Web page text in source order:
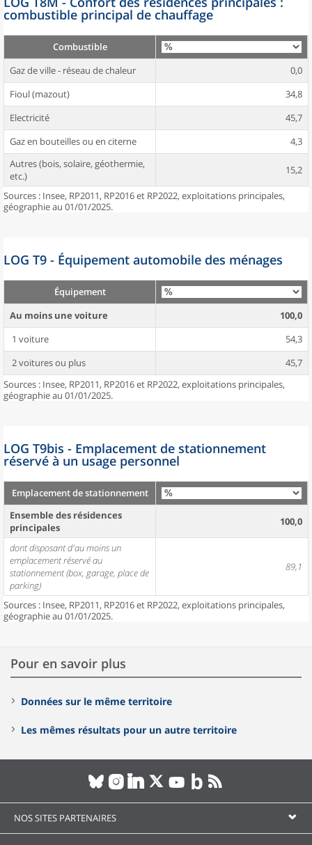
combustible principal de chauffage
Combustible
Gaz de ville - réseau de chaleur
0,0
Fioul (mazout)
34,8
Electricité
45,7
Gaz en bouteilles ou en citerne
4,3
Autres (bois, solaire, géothermie,
etc.)
15,2
Sources : Insee, RP2011, RP2016 et RP2022, exploitations principales,
géographie au 01/01/2025.
LOG T9 - Équipement automobile des ménages
Équipement
Au moins une voiture
100,0
1 voiture
54,3
2 voitures ou plus
45,7
Sources : Insee, RP2011, RP2016 et RP2022, exploitations principales,
géographie au 01/01/2025.
LOG T9bis - Emplacement de stationnement
réservé à un usage personnel
Emplacement de stationnement
Ensemble des résidences
principales
100,0
dont disposant d'au moins un
emplacement réservé au
stationnement (box, garage, place de
parking)
89,1
Sources : Insee, RP2011, RP2016 et RP2022, exploitations principales,
géographie au 01/01/2025.
Pour en savoir plus
Données sur le même territoire
Les mêmes résultats pour un autre territoire
NOS SITES PARTENAIRES